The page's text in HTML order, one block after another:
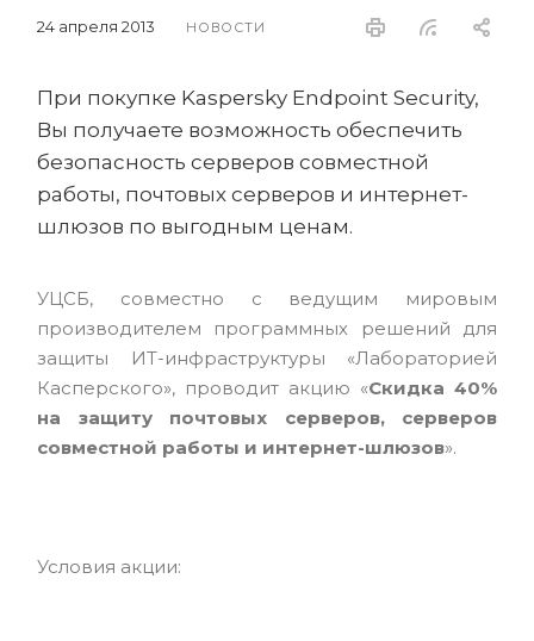
24 апреля 2013 НОВОСТИ
При покупке Kaspersky Endpoint Security,
Вы получаете возможность обеспечить
безопасность серверов совместной
работы, почтовых серверов и интернет-
шлюзов по выгодным ценам.
УЦСБ, совместно с ведущим мировым
производителем программных решений для
защиты ИТ-инфраструктуры «Лабораторией
Касперского», проводит акцию «Скидка 40%
на защиту почтовых серверов, серверов
совместной работы и интернет-шлюзов».
Условия акции: